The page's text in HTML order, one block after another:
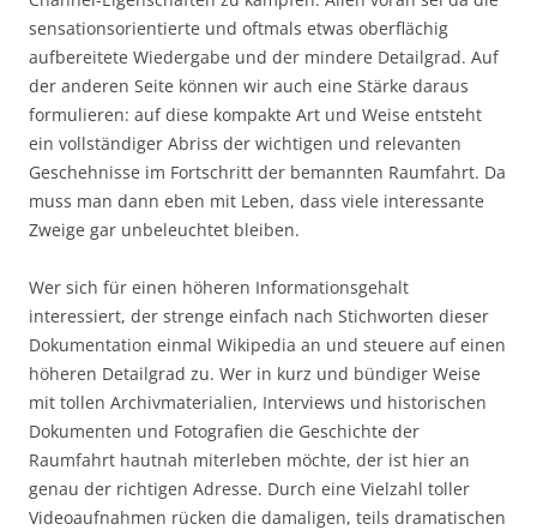
sensationsorientierte und oftmals etwas oberflächig
aufbereitete Wiedergabe und der mindere Detailgrad. Auf
der anderen Seite können wir auch eine Stärke daraus
formulieren: auf diese kompakte Art und Weise entsteht
ein vollständiger Abriss der wichtigen und relevanten
Geschehnisse im Fortschritt der bemannten Raumfahrt. Da
muss man dann eben mit Leben, dass viele interessante
Zweige gar unbeleuchtet bleiben.
Wer sich für einen höheren Informationsgehalt
interessiert, der strenge einfach nach Stichworten dieser
Dokumentation einmal Wikipedia an und steuere auf einen
höheren Detailgrad zu. Wer in kurz und bündiger Weise
mit tollen Archivmaterialien, Interviews und historischen
Dokumenten und Fotografien die Geschichte der
Raumfahrt hautnah miterleben möchte, der ist hier an
genau der richtigen Adresse. Durch eine Vielzahl toller
Videoaufnahmen rücken die damaligen, teils dramatischen